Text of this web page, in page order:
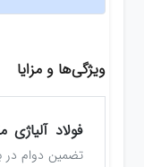
ویژگی‌ها و مزایا
فولاد آلیاژی
تضمین دوام در